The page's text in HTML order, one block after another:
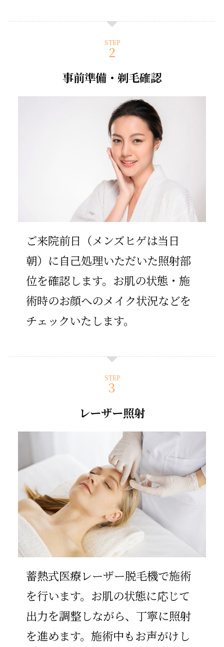
STEP
事前準備・剃毛確認
ご来院前日（メンズヒゲは当日
朝）に自己処理いただいた照射部
位を確認します。お肌の状態・施
術時のお顔へのメイク状況などを
チェックいたします。
STEP
レーザー照射
蓄熱式医療レーザー脱毛機で施術
を行います。お肌の状態に応じて
出力を調整しながら、丁寧に照射
を進めます。施術中もお声がけし